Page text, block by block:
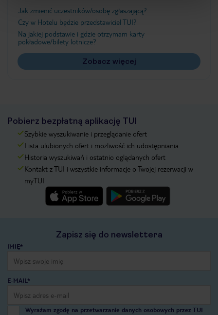
Jak zmienić uczestników/osobę zgłaszającą?
Czy w Hotelu będzie przedstawiciel TUI?
Na jakiej podstawie i gdzie otrzymam karty
pokładowe/bilety lotnicze?
Zobacz więcej
Pobierz bezpłatną aplikację TUI
Szybkie wyszukiwanie i przeglądanie ofert
Lista ulubionych ofert i możliwość ich udostępniania
Historia wyszukiwań i ostatnio oglądanych ofert
Kontakt z TUI i wszystkie informacje o Twojej rezerwacji w
myTUI
Zapisz się do newslettera
IMIĘ*
E-MAIL*
Wyrażam zgodę na przetwarzanie danych osobowych przez TUI